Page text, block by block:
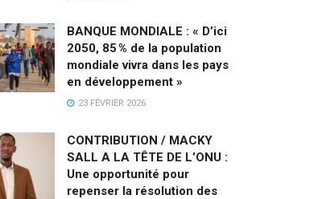
BANQUE MONDIALE : « D’ici
2050, 85 % de la population
mondiale vivra dans les pays
en développement »
23 FÉVRIER 2026
CONTRIBUTION / MACKY
SALL A LA TÊTE DE L’ONU :
Une opportunité pour
repenser la résolution des